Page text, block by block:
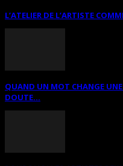
L’ATELIER DE L’ARTISTE
QUAND UN MOT CHANGE UNE
DOUTE...